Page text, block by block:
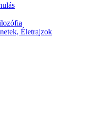
Életrajzok